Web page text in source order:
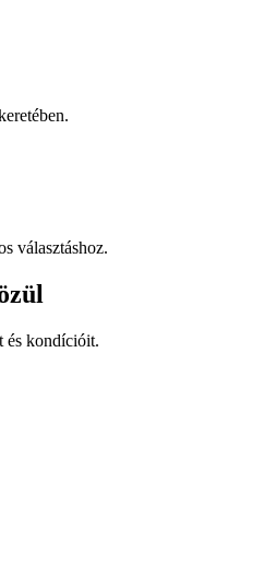
választáshoz.
és kondícióit.